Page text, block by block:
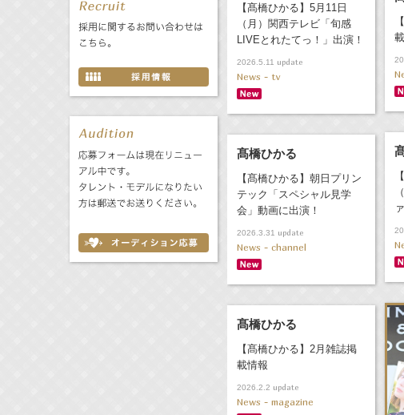
【髙橋ひかる】5月11日
（月）関西テレビ「旬感
LIVEとれたてっ！」出演！
2026.5.11 update
News - tv
髙橋ひかる
【髙橋ひかる】朝日プリン
テック「スペシャル見学
会」動画に出演！
2026.3.31 update
News - channel
髙橋ひかる
【髙橋ひかる】2月雑誌掲
載情報
2026.2.2 update
News - magazine